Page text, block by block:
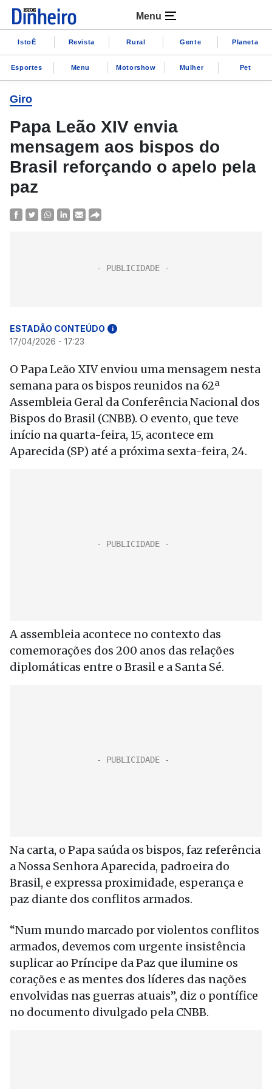
Menu
IstoÉ Revista Rural Gente Planeta
Esportes Menu Motorshow Mulher Pet
Giro
Papa Leão XIV envia
mensagem aos bispos do
Brasil reforçando o apelo pela
paz
ESTADÃO CONTEÚDO i
17/04/2026 - 17:23
O Papa Leão XIV enviou uma mensagem nesta
semana para os bispos reunidos na 62ª
Assembleia Geral da Conferência Nacional dos
Bispos do Brasil (CNBB). O evento, que teve
início na quarta-feira, 15, acontece em
Aparecida (SP) até a próxima sexta-feira, 24.
A assembleia acontece no contexto das
comemorações dos 200 anos das relações
diplomáticas entre o Brasil e a Santa Sé.
Na carta, o Papa saúda os bispos, faz referência
a Nossa Senhora Aparecida, padroeira do
Brasil, e expressa proximidade, esperança e
paz diante dos conflitos armados.
“Num mundo marcado por violentos conflitos
armados, devemos com urgente insistência
suplicar ao Príncipe da Paz que ilumine os
corações e as mentes dos líderes das nações
envolvidas nas guerras atuais”, diz o pontífice
no documento divulgado pela CNBB.